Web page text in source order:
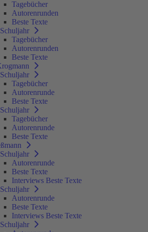
Tagebücher
Autorenrunden
Beste Texte
Tagebücher
Autorenrunden
Beste Texte
Tagebücher
Autorenrunde
Beste Texte
Tagebücher
Autorenrunde
Beste Texte
Autorenrunde
Beste Texte
Interviews Beste Texte
Autorenrunde
Beste Texte
Interviews Beste Texte